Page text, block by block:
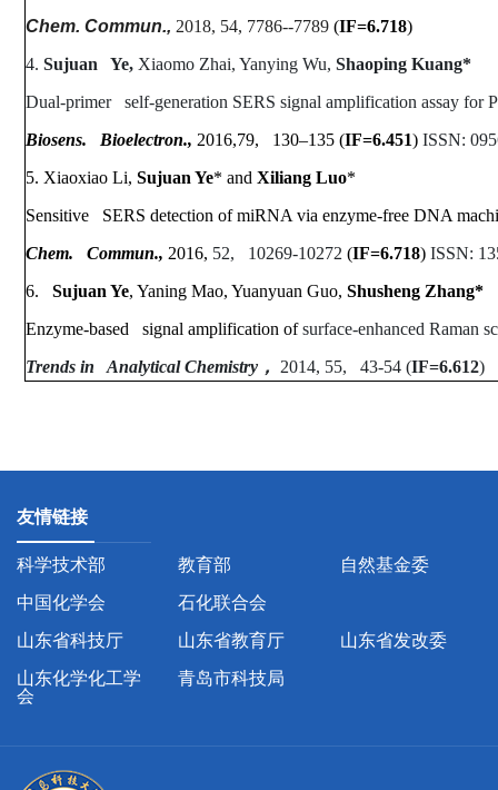
Chem. Commun., 2018, 54, 7786--7789 (IF=6.718)
4. Sujuan Ye, Xiaomo Zhai, Yanying Wu, Shaoping Kuang*
Dual-primer self-generation SERS signal amplification assay for
Biosens. Bioelectron., 2016,79, 130–135 (IF=6.451)ISSN:
5. Xiaoxiao Li, Sujuan Ye* and Xiliang Luo*
Sensitive SERS detection of miRNA via enzyme-free DNA
Chem. Commun., 2016, 52, 10269-10272 (IF=6.718)ISSN:
6. Sujuan Ye, Yaning Mao, Yuanyuan Guo, Shusheng Zhang*
Enzyme-based signal amplification ofsurface-enhanced Raman
Trends in Analytical Chemistry， 2014, 55, 43-54 (IF=6.612)
友情链接
科学技术部 教育部
自然基金委
中国化学会
石化联合会
山东省科技厅
山东省教育厅
山东省发改委
山东化学化工学
会
青岛市科技局